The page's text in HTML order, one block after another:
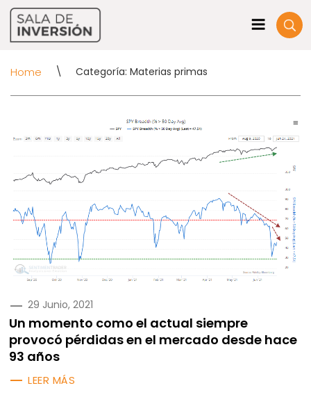
Home \ Categoría: Materias primas
PUBLICADO
29 Junio, 2021
Un momento como el actual siempre
provocó pérdidas en el mercado desde hace
93 años
LEER MÁS